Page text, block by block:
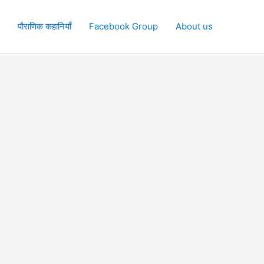
पौराणिक कहानियाँ Facebook Group About us